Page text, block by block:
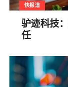
快报道
驴迹科技
任